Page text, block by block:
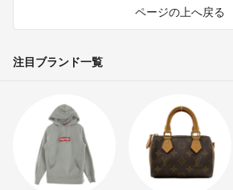
ページの上へ戻る
注目ブランド一覧